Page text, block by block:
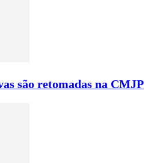
são retomadas na CMJP